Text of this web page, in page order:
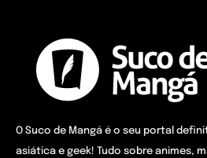
O Suco de Mangá é o seu portal
asiática e geek! Tudo sobre animes,